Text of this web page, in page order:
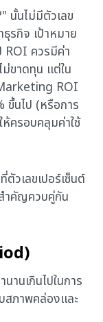
นั้นไม่มีตัวเลข
รกิจ เป้าหมาย
ROI ควรมีค่า
ม่ขาดทุน แต่ใน
ROI
ขึ้นไป (หรือการ
ห้ครอบคลุมค่าใช้
วเลขเปอร์เซ็นต์
ำคัญควบคู่กัน
านเกินไปในการ
ภาพคล่องและ